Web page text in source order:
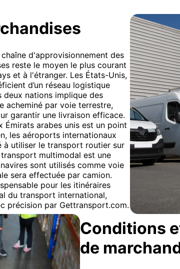
d'approvisionnement des
reste le moyen le plus courant
et à l'étranger. Les États-Unis,
d’un réseau logistique
deux nations implique des
acheminé par voie terrestre,
garantir une livraison efficace.
arabes unis est un point
les aéroports internationaux
à utiliser le transport routier sur
transport multimodal est une
sont utilisés comme voie
sera effectuée par camion.
pour les itinéraires
du transport international,
précision par Gettransport.com.
Conditions
de